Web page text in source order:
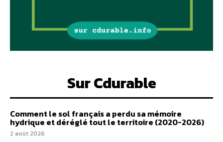
Sur Cdurable
Comment le sol français a perdu sa mémoire
hydrique et déréglé tout le territoire (2020-2026)
2 août 2026